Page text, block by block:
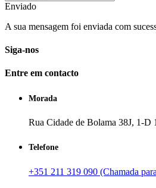
Enviado
A sua mensagem foi enviada com
Siga-nos
Entre em contacto
Morada
Rua Cidade de Bolama 38J, 1-D
Telefone
+351 211 319 090 (Chamada